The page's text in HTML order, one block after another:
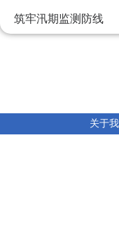
筑牢汛期监测防线
关于